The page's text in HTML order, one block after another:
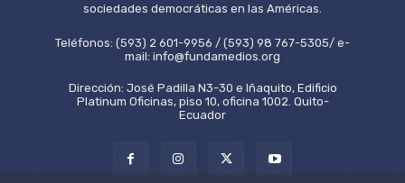
sociedades democráticas en las Américas.
Teléfonos: (593) 2 601-9956 / (593) 98 767-5305/ e-
mail: info@fundamedios.org
Dirección: José Padilla N3-30 e Iñaquito, Edificio
Platinum Oficinas, piso 10, oficina 1002. Quito-
Ecuador